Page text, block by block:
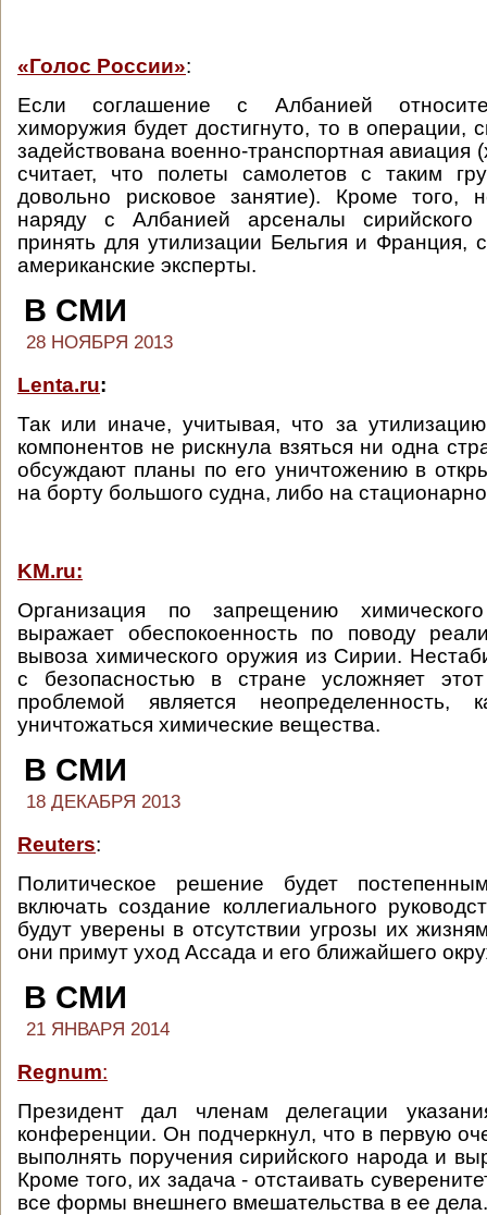
«Голос России»:
Если соглашение с Албанией
химоружия будет достигнуто, то в операции,
задействована военно-транспортная авиация
считает, что полеты самолетов с таким
довольно рисковое занятие). Кроме того,
наряду с Албанией арсеналы сирийского
принять для утилизации Бельгия и Франция,
американские эксперты.
В СМИ
28 НОЯБРЯ 2013
Lenta.ru:
Так или иначе, учитывая, что за
компонентов не рискнула взяться ни одна
обсуждают планы по его уничтожению в
на борту большого судна, либо на
KM.ru:
Организация по запрещению
выражает обеспокоенность по поводу
вывоза химического оружия из Сирии.
с безопасностью в стране усложняет
проблемой является
уничтожаться химические вещества.
В СМИ
18 ДЕКАБРЯ 2013
Reuters:
Политическое решение будет
включать создание коллегиального
будут уверены в отсутствии угрозы их
они примут уход Ассада и его ближайшего
В СМИ
21 ЯНВАРЯ 2014
Regnum:
Президент дал членам делегации
конференции. Он подчеркнул, что в первую
выполнять поручения сирийского народа и
Кроме того, их задача - отстаивать
все формы внешнего вмешательства в ее дела.